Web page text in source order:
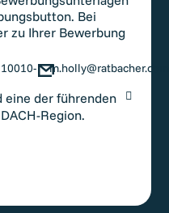
Bei
zu Ihrer Bewerbung
m.holly@ratbacher.com
eine der führenden
Region.